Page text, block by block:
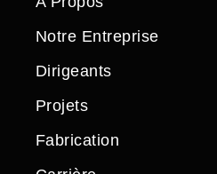
Notre Entreprise
Dirigeants
Projets
Fabrication